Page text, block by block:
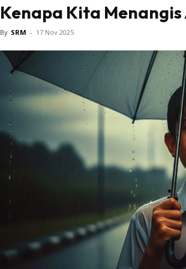
Bintang
Kenapa Kita
By SRM - 17 Nov 2025